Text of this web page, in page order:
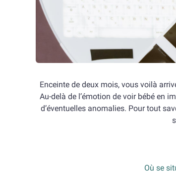
Enceinte de deux mois, vous voilà
Au-delà de l’émotion de voir bébé en
d’éventuelles anomalies. Pour tout
Où se